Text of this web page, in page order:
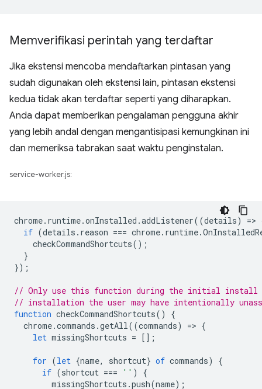
Memverifikasi perintah yang terdaftar
Jika ekstensi mencoba mendaftarkan pintasan yang
sudah digunakan oleh ekstensi lain, pintasan ekstensi
kedua tidak akan terdaftar seperti yang diharapkan.
Anda dapat memberikan pengalaman pengguna akhir
yang lebih andal dengan mengantisipasi kemungkinan ini
dan memeriksa tabrakan saat waktu penginstalan.
service-worker.js:
chrome. runtime.onInstalled .addListener((details) =>
if (details . reason === chrome. runtime.
checkCommandShortcuts();
}
});
// Only use this function during the initial install
// installation the user may have intentionally
function checkCommandShortcuts()
{
chrome.commands .getAll((commands) => {
let missingShortcuts = [];
for (let {name, shortcut} of commands)
{
if (shortcut === '' )
{
missingShortcuts .push(name);